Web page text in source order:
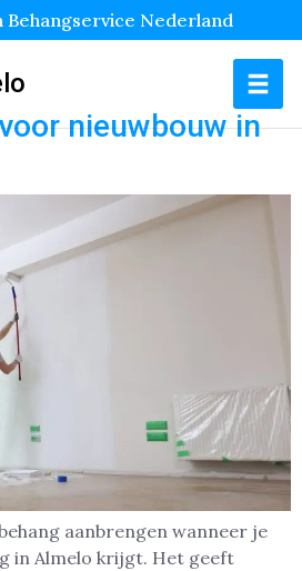
Behangservice Nederland
nieuwbouw in
aanbrengen wanneer je
in Almelo krijgt. Het geeft